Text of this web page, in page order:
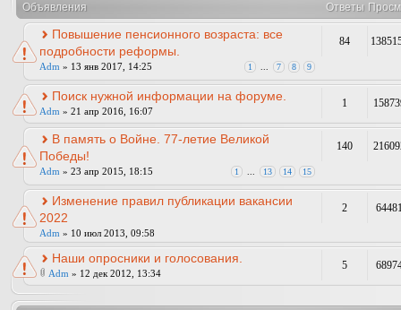
Объявления Ответы
Повышение пенсионного возраста: все
подробности реформы.
1 7 8 9
Adm » 13 янв 2017, 14:25
84
Поиск нужной информации на форуме.
Adm » 21 апр 2016, 16:07
1
В память о Войне. 77-летие Великой
Победы!
1 13 14 15
Adm » 23 апр 2015, 18:15
140
Изменение правил публикации вакансии
2022
Adm » 10 июл 2013, 09:58
2
Наши опросники и голосования.
Adm » 12 дек 2012, 13:34
5